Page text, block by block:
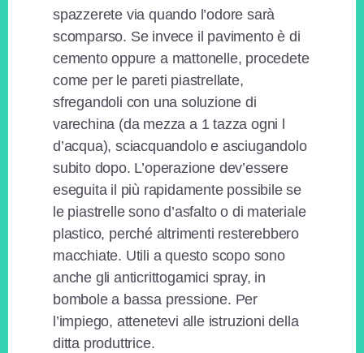
spazzerete via quando l’odore sarà
scomparso. Se invece il pavimento è di
cemento oppure a mattonelle, procedete
come per le pareti piastrellate,
sfregandoli con una soluzione di
varechina (da mezza a 1 tazza ogni l
d’acqua), sciacquandolo e asciugandolo
subito dopo. L’operazione dev’essere
eseguita il più rapidamente possibile se
le piastrelle sono d’asfalto o di materiale
plastico, perché altrimenti resterebbero
macchiate. Utili a questo scopo sono
anche gli anticrittogamici spray, in
bombole a bassa pressione. Per
l’impiego, attenetevi alle istruzioni della
ditta produttrice.